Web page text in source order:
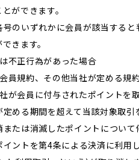
ができます。
号のいずれかに会員が該当する
きます。
不正行為があった場合
員規約、その他当社が定める規
が会員に付与されたポイントを
める期間を超えて当該対象取引
または消滅したポイントについ
イントを第4条による決済に利用